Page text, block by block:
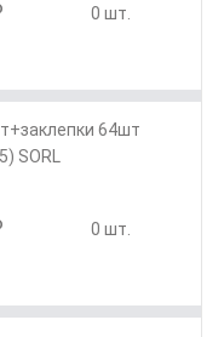
0 шт.
64шт
SORL
0 шт.